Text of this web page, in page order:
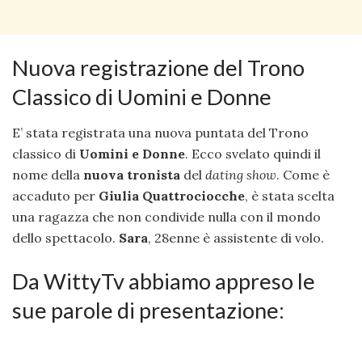
Nuova registrazione del Trono
Classico di Uomini e Donne
E’ stata registrata una nuova puntata del Trono
classico di Uomini e Donne. Ecco svelato quindi il
nome della nuova tronista del dating show. Come è
accaduto per Giulia Quattrociocche, è stata scelta
una ragazza che non condivide nulla con il mondo
dello spettacolo. Sara, 28enne è assistente di volo.
Da WittyTv abbiamo appreso le
sue parole di presentazione: